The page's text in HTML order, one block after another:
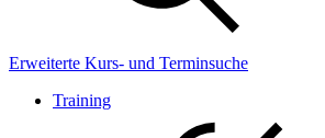
Erweiterte Kurs- und Terminsuche
Training